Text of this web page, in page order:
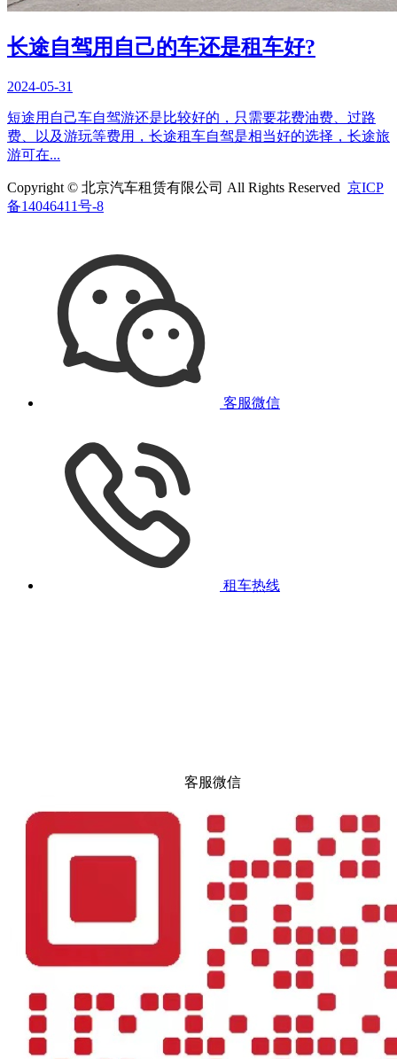
长途自驾用自己的车还是租车好?
2024-05-31
短途用自己车自驾游还是比较好的，只需要花费油费、过路
费、以及游玩等费用，长途租车自驾是相当好的选择，长途旅
游可在...
Copyright © 北京汽车租赁有限公司 All Rights Reserved 京ICP
备14046411号-8
客服微信
租车热线
客服微信